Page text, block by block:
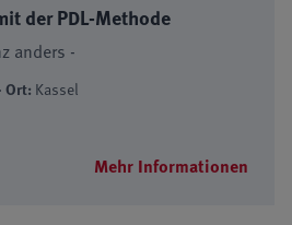
der PDL-Methode
anders -
Ort: Kassel
Mehr Informationen